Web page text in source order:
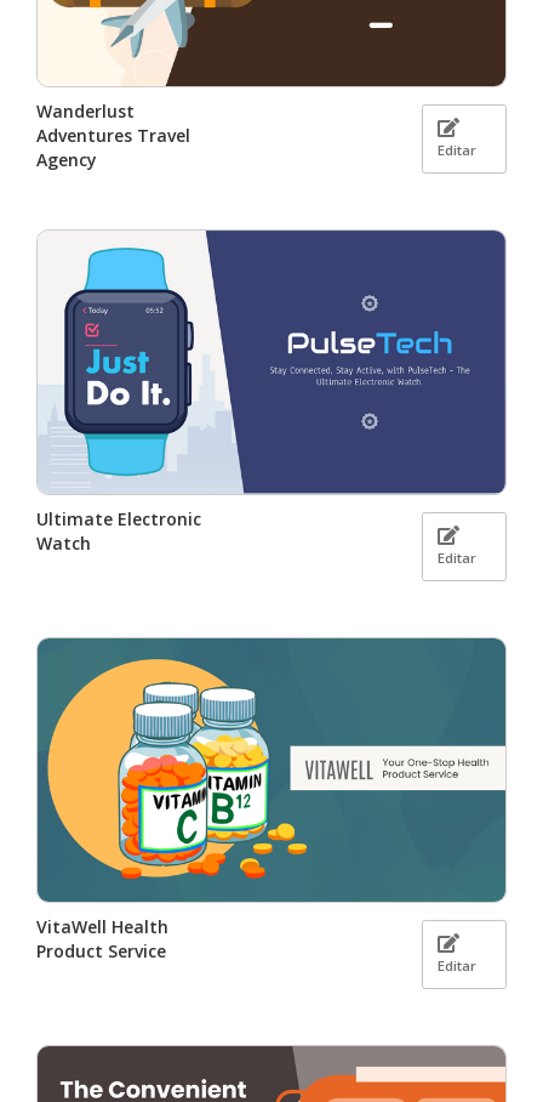
Wanderlust
Adventures Travel
Agency
Editar
Ultimate Electronic
Watch
Editar
VitaWell Health
Product Service
Editar